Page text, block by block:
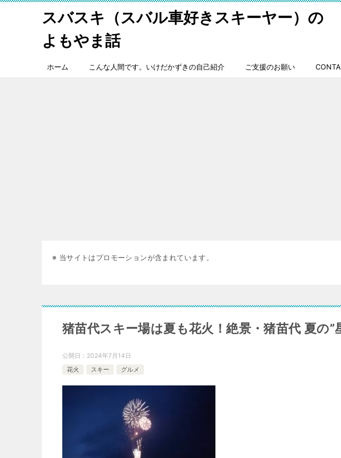
スバスキ（スバル車好きスキーヤー）の
よもやま話
ホーム こんな人間です。いけだかずきの自己紹介 ご支援のお願い
※ 当サイトはプロモーションが含まれています。
猪苗代スキー場は夏も花火！絶景・猪苗代 夏の
公開日： 2024年7月14日
花火
スキー グルメ